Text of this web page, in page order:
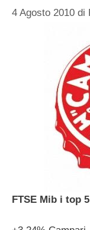
4 Agosto 2010 di
FTSE Mib i top